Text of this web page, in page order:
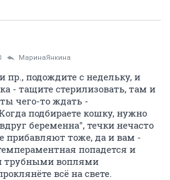
МаринаЯнкина
пр., подождите с недельку, и
- тащите стерилизовать, там и
чего-то ждать -
подбираете кошку, нужно
беременна", течки нечасто
прибавляют тоже, да и вам -
попадется и
трубными воплями
всё на свете.